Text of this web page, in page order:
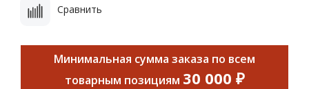
Сравнить
Минимальная сумма заказа по всем
товарным позициям 30 000 ₽